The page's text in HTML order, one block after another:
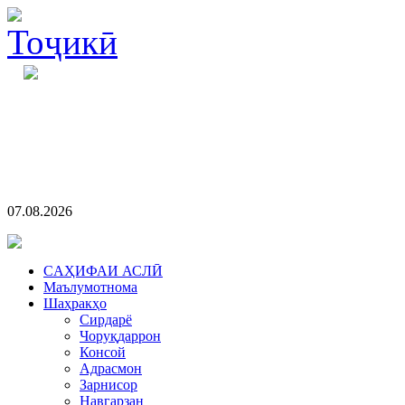
07.08.2026
CАҲИФАИ АСЛӢ
Маълумотнома
Шаҳракҳо
Сирдарё
Чоруқдаррон
Консой
Адрасмон
Зарнисор
Навгарзан